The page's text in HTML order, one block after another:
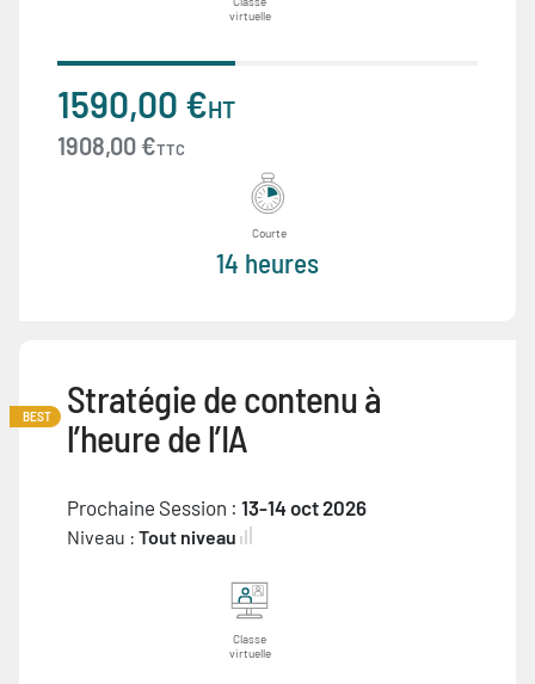
virtuelle
1590,00 €HT
1908,00 €TTC
Courte
14 heures
BEST
Stratégie de contenu à
l’heure de l’IA
Prochaine Session : 13-14 oct 2026
Niveau : Tout niveau
Classe
virtuelle